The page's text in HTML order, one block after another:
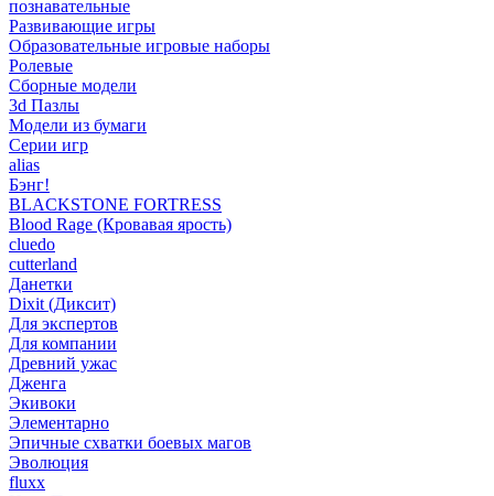
познавательные
Развивающие игры
Образовательные игровые наборы
Ролевые
Сборные модели
3d Пазлы
Модели из бумаги
Серии игр
alias
Бэнг!
BLACKSTONE FORTRESS
Blood Rage (Кровавая ярость)
cluedo
cutterland
Данетки
Dixit (Диксит)
Для экспертов
Для компании
Древний ужас
Дженга
Экивоки
Элементарно
Эпичные схватки боевых магов
Эволюция
fluxx